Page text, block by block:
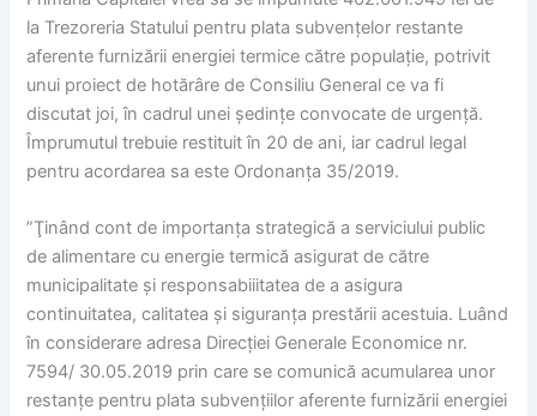
la Trezoreria Statului pentru plata subvenţelor restante
aferente furnizării energiei termice către populaţie, potrivit
unui proiect de hotărâre de Consiliu General ce va fi
discutat joi, în cadrul unei ședințe convocate de urgență.
Împrumutul trebuie restituit în 20 de ani, iar cadrul legal
pentru acordarea sa este Ordonanța 35/2019.
”Ţinând cont de importanţa strategică a serviciului public
de alimentare cu energie termică asigurat de către
municipalitate și responsabiiitatea de a asigura
continuitatea, calitatea și siguranţa prestării acestuia. Luând
în considerare adresa Direcţiei Generale Economice nr.
7594/ 30.05.2019 prin care se comunică acumularea unor
restanţe pentru plata subvenţiilor aferente furnizării energiei